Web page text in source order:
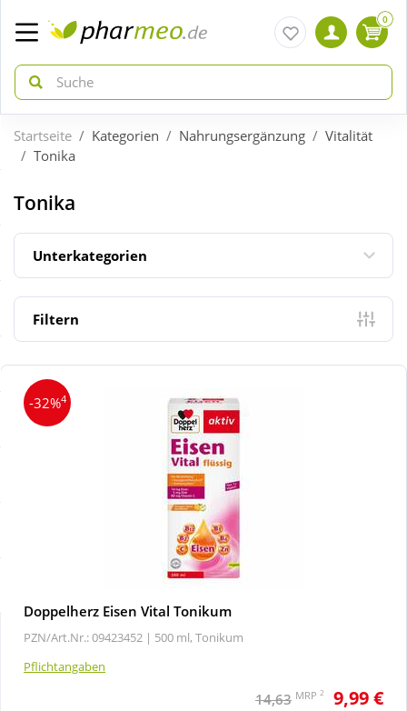
zurück
ÜBERSICHT AKTIONEN
Aktuelle Coupons
Neuheiten
Sale
zurück
ÜBERSICHT KATEGORIEN
Arzneimittel
Diabetes
Körperpflege & Kosmetik
Natur & Homöopathie
0
Startseite Kategorien Nahrungsergänzung
Vitalität
Tonika
Tonika
Unterkategorien
Filtern
-32%4
Doppelherz Eisen Vital Tonikum
PZN/Art.Nr.: 09423452 | 500 ml, Tonikum
Pflichtangaben
14,63 MRP 2 9,99 €